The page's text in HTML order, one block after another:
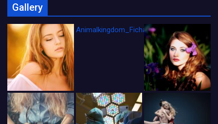
Gallery
Animalkingdom_FichaCine